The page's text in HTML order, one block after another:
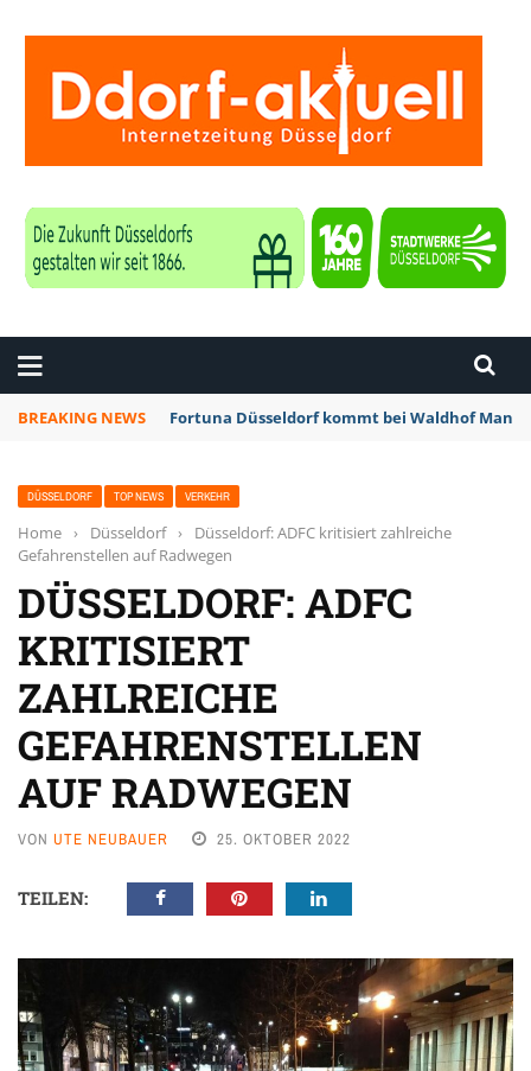
BREAKING NEWS Fortuna Düsseldorf kommt bei Waldhof
DÜSSELDORF TOP NEWS VERKEHR
Home › Düsseldorf ›
Düsseldorf: ADFC kritisiert zahlreiche
Gefahrenstellen auf Radwegen
DÜSSELDORF: ADFC
KRITISIERT
ZAHLREICHE
GEFAHRENSTELLEN
AUF RADWEGEN
VON UTE NEUBAUER 25. OKTOBER 2022
TEILEN: